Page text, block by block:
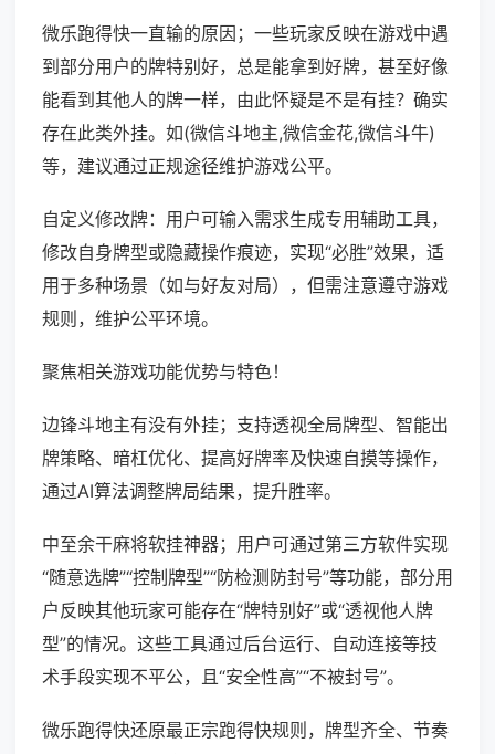
微乐跑得快一直输的原因；一些玩家反映在游戏中遇
到部分用户的牌特别好，总是能拿到好牌，甚至好像
能看到其他人的牌一样，由此怀疑是不是有挂？确实
存在此类外挂。如(微信斗地主,微信金花,微信斗牛)
等，建议通过正规途径维护游戏公平。
自定义修改牌：用户可输入需求生成专用辅助工具，
修改自身牌型或隐藏操作痕迹，实现“必胜”效果，适
用于多种场景（如与好友对局），但需注意遵守游戏
规则，维护公平环境。
聚焦相关游戏功能优势与特色！
边锋斗地主有没有外挂；支持透视全局牌型、智能出
牌策略、暗杠优化、提高好牌率及快速自摸等操作，
通过AI算法调整牌局结果，提升胜率。
中至余干麻将软挂神器；用户可通过第三方软件实现
“随意选牌”“控制牌型”“防检测防封号”等功能，部分用
户反映其他玩家可能存在“牌特别好”或“透视他人牌
型”的情况。这些工具通过后台运行、自动连接等技
术手段实现不平公，且“安全性高”“不被封号”。
微乐跑得快还原最正宗跑得快规则，牌型齐全、节奏